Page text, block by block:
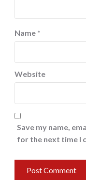
Name *
Website
Save my name,
for the next time I